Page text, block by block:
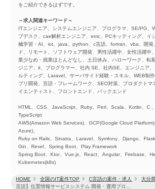
HOME 全国のIT案件TOP C言語の案件・求人 大分
言語】位置情報サービスシステム 開発・運用プロ...
をご紹介できるはずです。
～求人関連キーワード～
ITエンジニア、システムエンジニア、プログラマ、SE/PG、
プデスク、cae解析エンジニア、emc、PCキッティング、イ
械学習・AI、iot、java、python、c言語、fortran、vba、開発
ド、リモート、ソフトウェア開発、男性活躍中、女性活躍中
業少なめ・残業ほとんどなし、土日休み、ハローワーク、転
ジニア、it、プログラマー、社内 SE、社内SE、エンジニア
ルティング、Laravel、サーバサイド経験・スキル、WEB制
プリ開発、言語・フレームワーク、SEO対策、プロダクトマ
イエンティスト、フロントエンド、バックエンド
HTML、CSS、JavaScript、Ruby、Perl、Scala、Kotlin、C
TypeScript
AWS(Amazon Web Services)、GCP(Google Cloud
Azure)、
Ruby on Rails、Sinatra、Laravel、Symfony、Django、
Gin、Revel、Spring Boot、Play Framework
Spring Boot、Ktor、Vue.js、React、Angular、Firebase、
Kubernetes(k8s)